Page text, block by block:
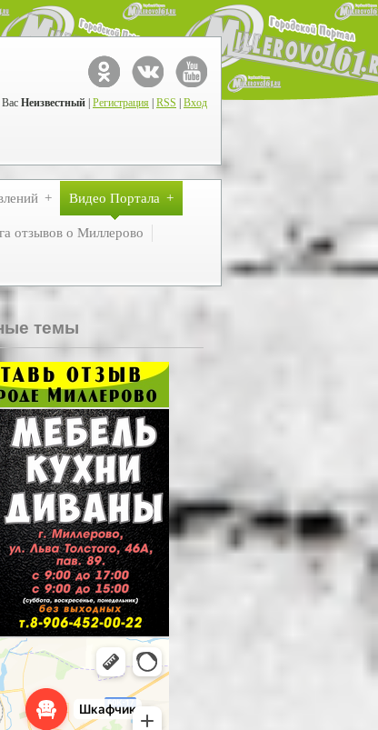
Неизвестный Регистрация RSS Вход
Видео Портала
отзывов о Миллерово
темы